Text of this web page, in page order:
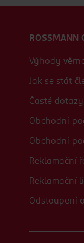
ROSSMANN
Výhody
Jak se stát
Časté dotazy
Obchodní
Obchodní
Reklamační
Reklamační
Odstoupení